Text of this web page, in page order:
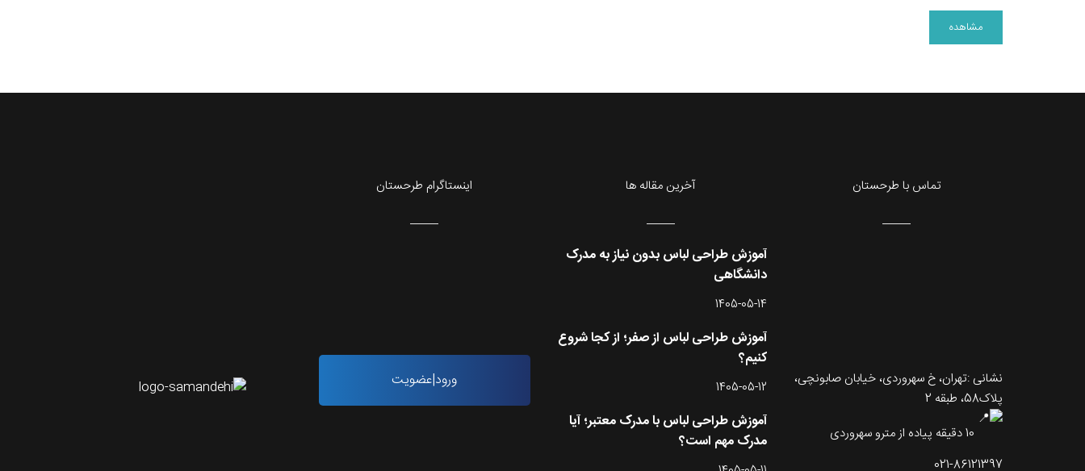
مشاهده
اینستاگرام طرحستان
ورود|عضویت
آخرین مقاله ها
آموزش طراحی لباس بدون نیاز به مدرک
دانشگاهی
1405-05-14
آموزش طراحی لباس از صفر؛ از کجا شروع
کنیم؟
1405-05-12
آموزش طراحی لباس با مدرک معتبر؛ آیا
مدرک مهم است؟
تماس با طرحستان
نشانی :تهران، خ سهروردی، خیابان صابونچی،
پلاک58، طبقه 2
021-86121397